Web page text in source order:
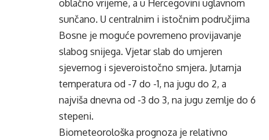
oblačno vrijeme, a u Hercegovini uglavnom
sunčano. U centralnim i istočnim područjima
Bosne je moguće povremeno provijavanje
slabog snijega. Vjetar slab do umjeren
sjevernog i sjeveroistočno smjera. Jutarnja
temperatura od -7 do -1, na jugu do 2, a
najviša dnevna od -3 do 3, na jugu zemlje do 6
stepeni.
Biometeorološka prognoza je relativno